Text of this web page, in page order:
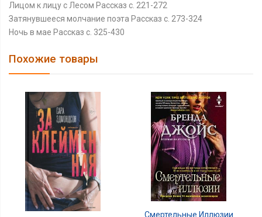
Лицом к лицу с Лесом Рассказ c. 221-272
Затянувшееся молчание поэта Рассказ c. 273-324
Ночь в мае Рассказ c. 325-430
Похожие товары
Смертельные Иллюзии